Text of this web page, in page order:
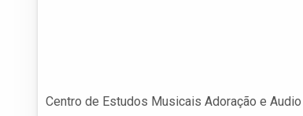
Centro de Estudos Musicais Adoração e Audio